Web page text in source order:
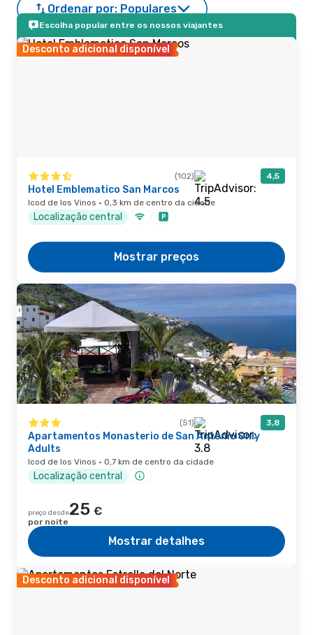
Ordenar por: Populares
Escolha popular entre os nossos viajantes
Desconto adicional disponível
(102) 4,5
Hotel Emblematico San Marcos
Icod de los Vinos · 0,3 km de centro da cidade
Localização central
Mostrar preços
(51) 3,8
Apartamentos Monasterio de San Antonio Only
Adults
Icod de los Vinos · 0,7 km de centro da cidade
Localização central
preço desde25 €
por noite
Mostrar detalhes
Desconto adicional disponível